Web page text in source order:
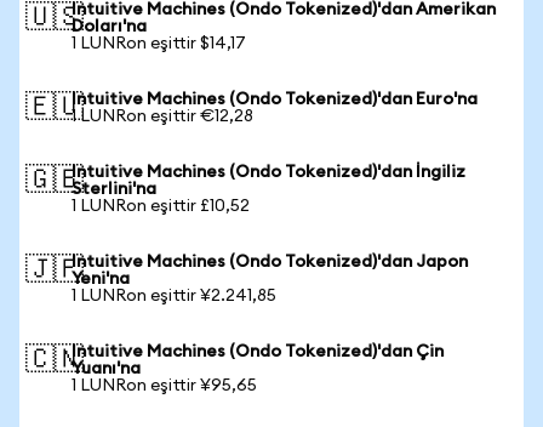
🇺🇸Intuitive Machines (Ondo Tokenized)'dan Amerikan
Doları'na
1 LUNRon eşittir $14,17
🇪🇺Intuitive Machines (Ondo Tokenized)'dan Euro'na
1 LUNRon eşittir €12,28
🇬🇧Intuitive Machines (Ondo Tokenized)'dan İngiliz
Sterlini'na
1 LUNRon eşittir £10,52
🇯🇵Intuitive Machines (Ondo Tokenized)'dan Japon
Yeni'na
1 LUNRon eşittir ¥2.241,85
🇨🇳Intuitive Machines (Ondo Tokenized)'dan Çin
Yuanı'na
1 LUNRon eşittir ¥95,65